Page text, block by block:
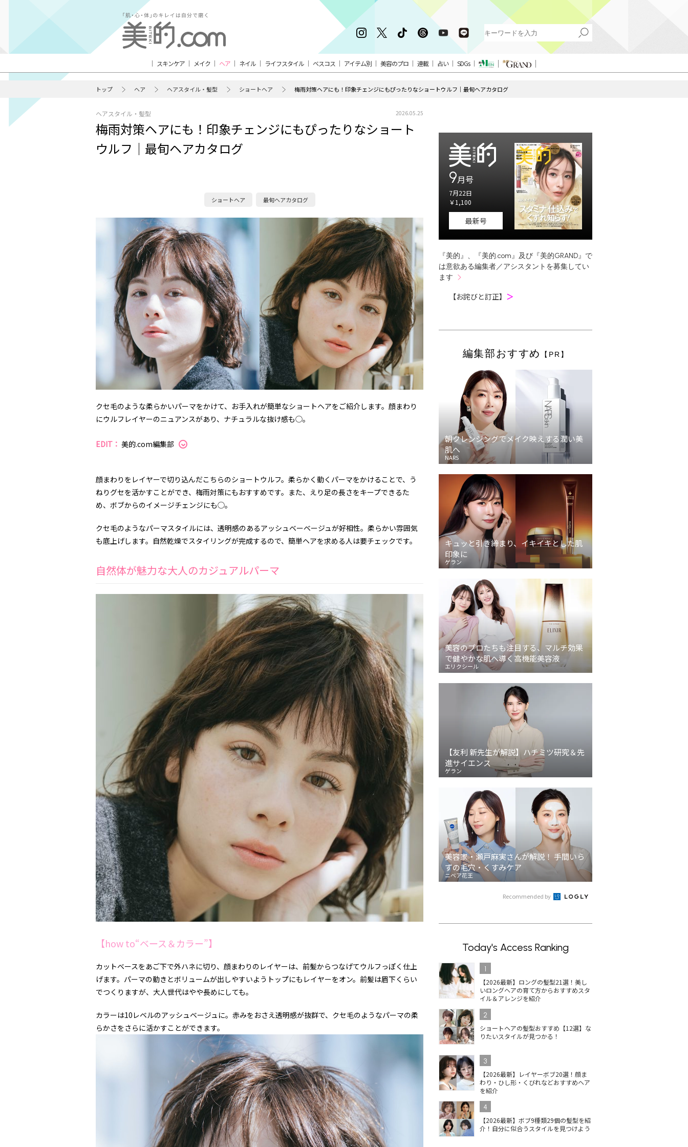
スキンケア メイク ヘア ネイル ライフスタイル ベスコス アイテム別 美容のプロ 連載 占い SDGs
トップ ヘア ヘアスタイル・髪型 ショートヘア 梅雨対策ヘアにも！印象チェンジにもぴったりなショートウルフ｜最旬ヘアカタログ
ヘアスタイル・髪型 2026.05.25
梅雨対策ヘアにも！印象チェンジにもぴったりなショート
ウルフ｜最旬ヘアカタログ
ショートヘア 最旬ヘアカタログ
クセ毛のような柔らかいパーマをかけて、お手入れが簡単なショートヘアをご紹介します。顔まわり
にウルフレイヤーのニュアンスがあり、ナチュラルな抜け感も◯。
EDIT： 美的.com編集部
顔まわりをレイヤーで切り込んだこちらのショートウルフ。柔らかく動くパーマをかけることで、う
ねりグセを活かすことができ、梅雨対策にもおすすめです。また、えり足の長さをキープできるた
め、ボブからのイメージチェンジにも◯。
クセ毛のようなパーマスタイルには、透明感のあるアッシュベーベージュが好相性。柔らかい雰囲気
も底上げします。自然乾燥でスタイリングが完成するので、簡単ヘアを求める人は要チェックです。
自然体が魅力な大人のカジュアルパーマ
【how to“ベース＆カラー”】
カットベースをあご下で外ハネに切り、顔まわりのレイヤーは、前髪からつなげてウルフっぽく仕上
げます。パーマの動きとボリュームが出しやすいようトップにもレイヤーをオン。前髪は眉下くらい
でつくりますが、大人世代はやや長めにしても。
カラーは10 レベルのアッシュベージュに。赤みをおさえ透明感が抜群で、クセ毛のようなパーマの柔
らかさをさらに活かすことができます。
9月号
7月22日
￥1,100
最新号
『美的』、『美的.com』及び『美的GRAND』で
は意欲ある編集者／アシスタントを募集してい
ます
【お詫びと訂正】 ＞
編集部おすすめ 【PR】
朝クレンジングでメイク映えする潤い美
肌へ
NARS
キュッと引き締まり、イキイキとした肌
印象に
ゲラン
美容のプロたちも注目する、マルチ効果
で健やかな肌へ導く高機能美容液
エリクシール
【友利 新先生が解説】ハチミツ研究＆先
進サイエンス
ゲラン
美容家・瀬戸麻実さんが解説！ 手間いら
ずの毛穴・くすみケア
ニベア花王
Recommended by
Today's Access Ranking
1
【2026最新】ロングの髪型21選！美し
いロングヘアの育て方からおすすめスタ
イル＆アレンジを紹介
2
ショートヘアの髪型おすすめ【12選】な
りたいスタイルが見つかる！
3
【2026最新】レイヤーボブ20選！顔ま
わり・ひし形・くびれなどおすすめヘア
を紹介
4
【2026最新】ボブ9種類29個の髪型を紹
介！自分に似合うスタイルを見つけよう